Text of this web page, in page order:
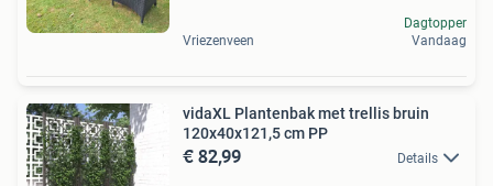
Vriezenveen
Dagtopper
Vandaag
vidaXL Plantenbak met trellis bruin
120x40x121,5 cm PP
€ 82,99 Details